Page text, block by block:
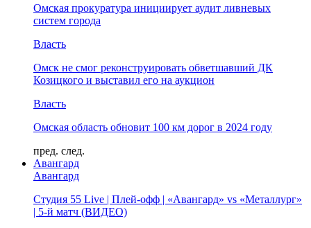
Омская прокуратура инициирует аудит ливневых
систем города
Власть
Омск не смог реконструировать обветшавший ДК
Козицкого и выставил его на аукцион
Власть
Омская область обновит 100 км дорог в 2024 году
пред. след.
Авангард
Авангард
Студия 55 Live | Плей-офф | «Авангард» vs «Металлург»
| 5-й матч (ВИДЕО)